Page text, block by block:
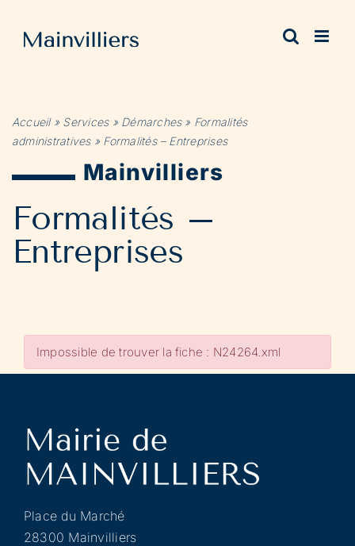
contenu
Accueil» Services» Démarches» Formalités
administratives» Formalités – Entreprises
Mainvilliers
Formalités –
Entreprises
Impossible de trouver la fiche : N24264.xml
Place du Marché
28300 Mainvilliers